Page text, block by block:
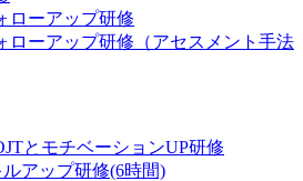
ローアップ研修
ローアップ研修（アセスメント手法
とモチベーションUP研修
アップ研修(6時間)